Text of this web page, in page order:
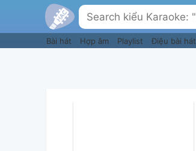
Bài hát Hợp âm Playlist Điệu bài hát